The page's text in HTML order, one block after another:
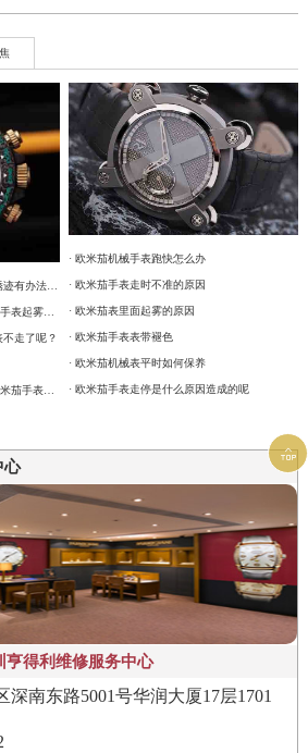
· 深圳亨得利维修中心-浪琴手表上锈迹有办法去除吗？
· 深圳亨得利钟表维修店处理劳力士手表起雾的问题
走了呢？
· 学习如何使用适当的工具来更换欧米茄手表的表带
· 欧米茄机械手表跑快怎么办
· 欧米茄手表走时不准的原因
· 欧米茄表里面起雾的原因
· 欧米茄手表表带褪色
· 欧米茄机械表平时如何保养
· 欧米茄手表走停是什么原因造成的呢
心
亨得利维修服务中心
南东路5001号华润大厦17层1701
